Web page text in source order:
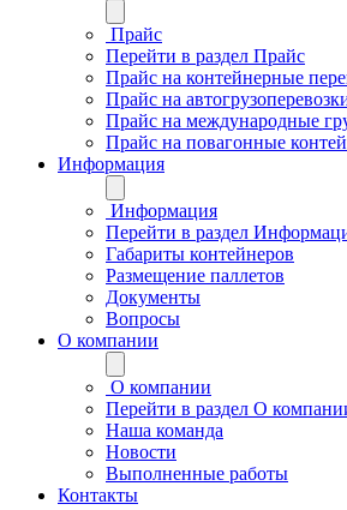
Прайс
Перейти в раздел Прайс
Прайс на контейнерные
Прайс на
Прайс на международные
Прайс на повагонные
Информация
Информация
Перейти в раздел
Габариты контейнеров
Размещение паллетов
Документы
Вопросы
О компании
О компании
Перейти в раздел О
Наша команда
Новости
Выполненные работы
Контакты